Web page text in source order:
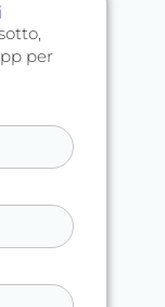
per